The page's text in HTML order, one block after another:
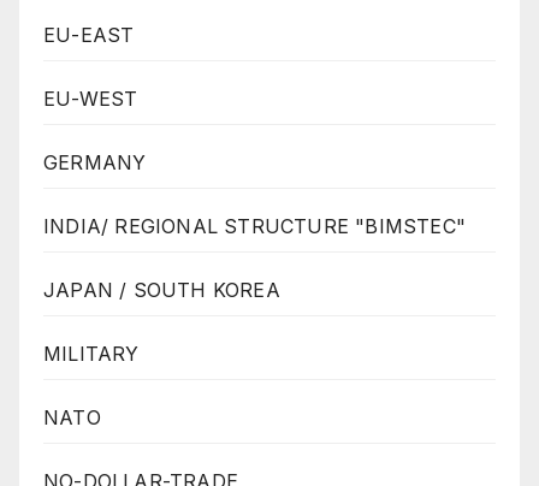
EU-EAST
EU-WEST
GERMANY
INDIA/ REGIONAL STRUCTURE "BIMSTEC"
JAPAN / SOUTH KOREA
MILITARY
NATO
NO-DOLLAR-TRADE